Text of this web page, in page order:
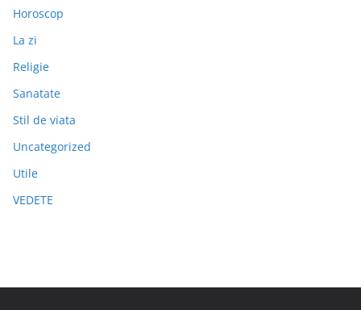
Horoscop
La zi
Religie
Sanatate
Stil de viata
Uncategorized
Utile
VEDETE